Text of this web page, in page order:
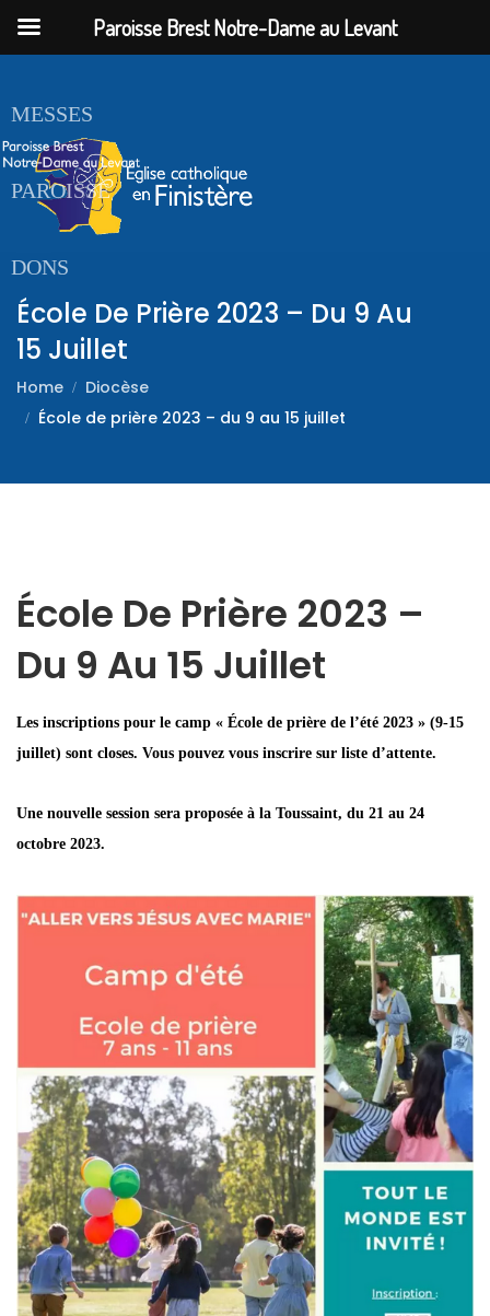
ACCUEIL
MESSES
PAROISSE
DONS
École De Prière 2023 – Du 9 Au
15 Juillet
Home
Diocèse
École de prière 2023 – du 9 au 15 juillet
École De Prière 2023 –
Du 9 Au 15 Juillet
Les inscriptions pour le camp « École de prière de l’été 2023 » (9-15
juillet) sont closes. Vous pouvez vous inscrire sur liste d’attente.
Une nouvelle session sera proposée à la Toussaint, du 21 au 24
octobre 2023.
Paroisse Brest Notre-Dame au Levant